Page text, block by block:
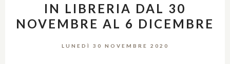
IN LIBRERIA DAL 30
NOVEMBRE AL 6 DICEMBRE
LUNEDÌ 30 NOVEMBRE 2020